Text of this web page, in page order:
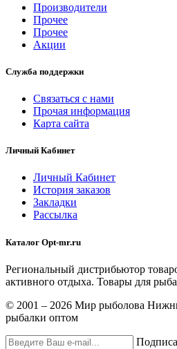
Производители
Прочее
Прочее
Акции
Служба поддержки
Связаться с нами
Прочая информация
Карта сайта
Личный Кабинет
Личный Кабинет
История заказов
Закладки
Рассылка
Каталог Opt-mr.ru
Региональный дистрибьютор
активного отдыха. Товары для
© 2001 – 2026 Мир рыболова
рыбалки оптом